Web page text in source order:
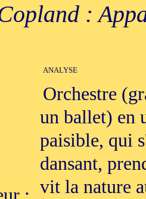
:
ANALYSE
Orchestre
un ballet) en
paisible, qui
dansant,
vit la nature